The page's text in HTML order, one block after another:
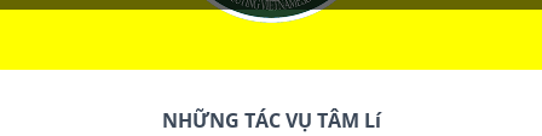
V
NHỮNG TÁC VỤ TÂM Lí